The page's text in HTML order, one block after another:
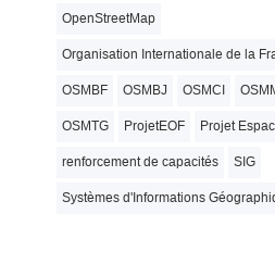
OpenStreetMap
Organisation Internationale de la
OSMBF OSMBJ OSMCI
OSMTG ProjetEOF Projet
renforcement de capacités SIG
Systèmes d'Informations